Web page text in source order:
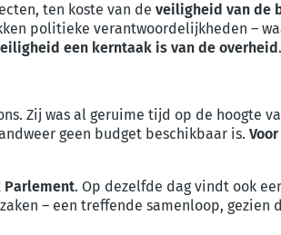
ten koste van de veiligheid van de
politieke verantwoordelijkheden –
een kerntaak is van de overheid .
Zij was al geruime tijd op de hoogte
geen budget beschikbaar is.
Parlement. Op dezelfde dag vindt ook
– een treffende samenloop, gezien